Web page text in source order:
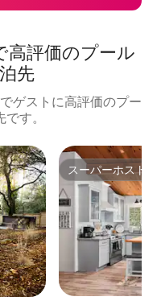
高評価のプール
先
ゲストに高評価のプー
す。
スーパーホスト
スーパーホスト